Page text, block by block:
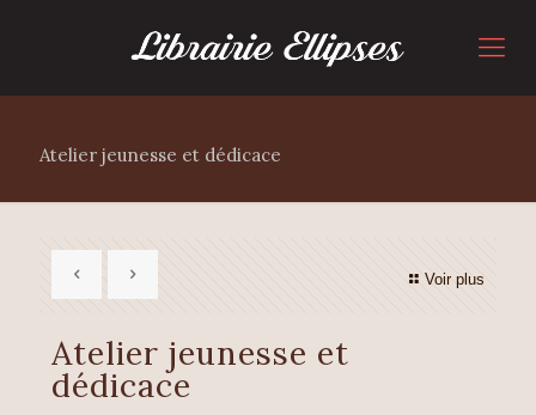
Atelier jeunesse et dédicace
Voir plus
Atelier jeunesse et
dédicace